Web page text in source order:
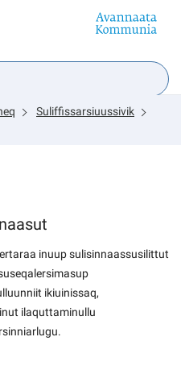
Suliffissarsiuussivik
inuup sulisinnaassusilittut
ikiuinissaq,
ilaquttaminullu